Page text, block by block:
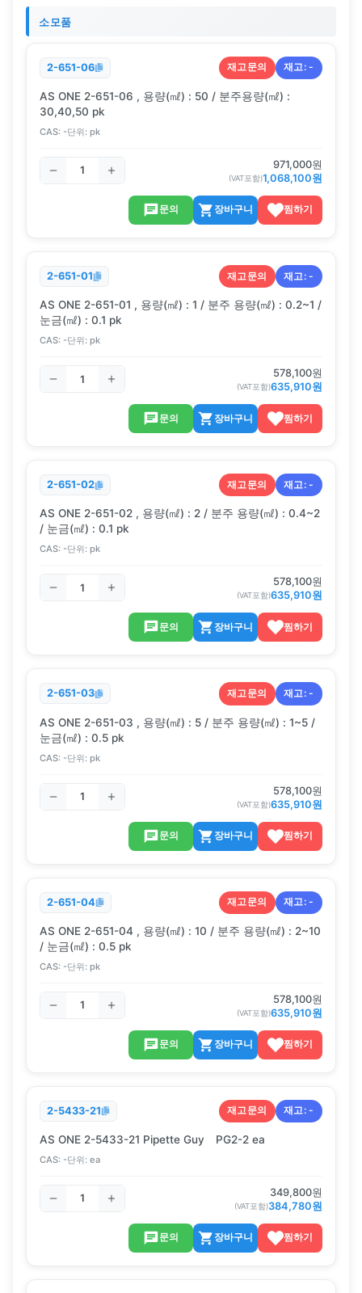
소모품
2-651-06 재고문의 재고:-
AS ONE 2-651-06 , 용량(㎖) : 50 / 분주용량(㎖) :
30,40,50 pk
CAS: -단위: pk
971,000원
(VAT포함)1,068,100원
문의 장바구니 찜하기
2-651-01 재고문의 재고:-
AS ONE 2-651-01 , 용량(㎖) : 1 / 분주 용량(㎖) : 0.2~1 /
눈금(㎖) : 0.1 pk
CAS: -단위: pk
578,100원
(VAT포함)635,910원
문의 장바구니 찜하기
2-651-02 재고문의 재고:-
AS ONE 2-651-02 , 용량(㎖) : 2 / 분주 용량(㎖) : 0.4~2
/ 눈금(㎖) : 0.1 pk
CAS: -단위: pk
578,100원
(VAT포함)635,910원
문의 장바구니 찜하기
2-651-03 재고문의 재고:-
AS ONE 2-651-03 , 용량(㎖) : 5 / 분주 용량(㎖) : 1~5 /
눈금(㎖) : 0.5 pk
CAS: -단위: pk
578,100원
(VAT포함)635,910원
문의 장바구니 찜하기
2-651-04 재고문의 재고:-
AS ONE 2-651-04 , 용량(㎖) : 10 / 분주 용량(㎖) : 2~10
/ 눈금(㎖) : 0.5 pk
CAS: -단위: pk
578,100원
(VAT포함)635,910원
문의 장바구니 찜하기
2-5433-21 재고문의 재고:-
AS ONE 2-5433-21 Pipette Guy PG2-2 ea
CAS: -단위: ea
349,800원
(VAT포함)384,780원
문의 장바구니 찜하기